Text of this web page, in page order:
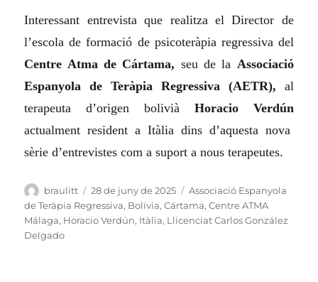
Interessant entrevista que realitza el Director de
l’escola de formació de psicoteràpia regressiva del
Centre Atma de Cártama, seu de la Associació
Espanyola de Teràpia Regressiva (AETR), al
terapeuta d’origen bolivià Horacio Verdún
actualment resident a Itàlia dins d’aquesta nova
sèrie d’entrevistes com a suport a nous terapeutes.
Autor
braulitt
Publicat
el
28 de juny de 2025 Categories
Associació Espanyola
de Teràpia Regressiva, Bolivia,Cártama,Centre ATMA
Málaga, Horacio Verdún, Itàlia, Llicenciat Carlos González
Delgado